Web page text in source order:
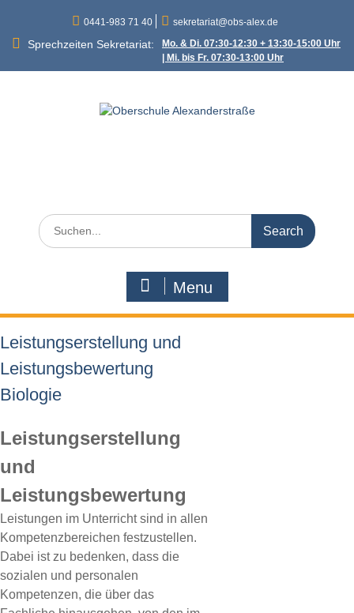
content
0441-983 71 40 sekretariat@obs-alex.de
Sprechzeiten Sekretariat:
Mo. & Di. 07:30-12:30 + 13:30-15:00 Uhr
| Mi. bis Fr. 07:30-13:00 Uhr
Search
for:
Menu
Leistungserstellung und
Leistungsbewertung
Biologie
Leistungserstellung
und
Leistungsbewertung
Leistungen im Unterricht sind in allen
Kompetenzbereichen festzustellen.
Dabei ist zu bedenken, dass die
sozialen und personalen
Kompetenzen, die über das